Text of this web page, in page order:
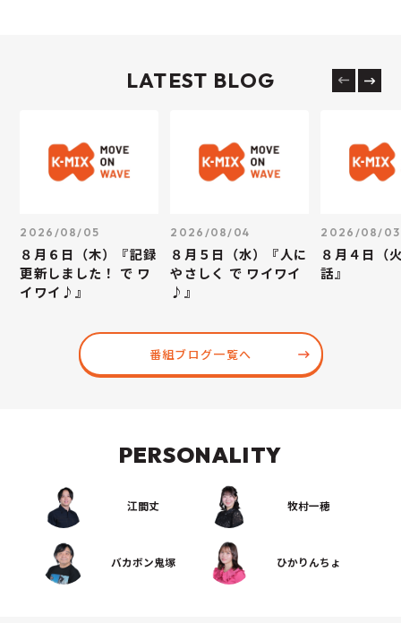
LATEST BLOG
2026/08/05
８月６日（木）『記録
更新しました！ で ワ
イワイ♪』
2026/08/04
８月５日（水）『人に
やさしく で ワイワイ
♪』
2026/08/03
８月４日（
話』
番組ブログ一覧へ
PERSONALITY
江間丈 牧村一穂
バカボン鬼塚 ひかりんちょ